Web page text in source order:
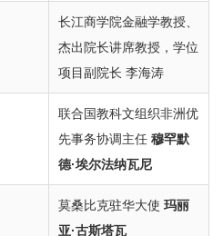
长江商学院金融学教授、
杰出院长讲席教授，学位
项目副院长 李海涛
联合国教科文组织非洲优
先事务协调主任 穆罕默
德·埃尔法纳瓦尼
莫桑比克驻华大使 玛丽
亚·古斯塔瓦